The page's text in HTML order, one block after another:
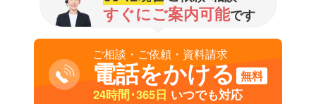
すぐにご案内可能です
ご相談・ご依頼・資料請求
電話をかける 無料
24時間･365日 いつでも対応